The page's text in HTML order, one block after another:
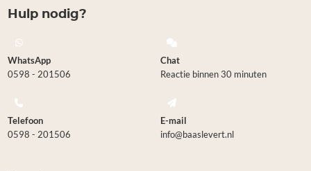
Hulp nodig?
WhatsApp
0598 - 201506
Chat
Reactie binnen 30 minuten
Telefoon
0598 - 201506
E-mail
info@baaslevert.nl